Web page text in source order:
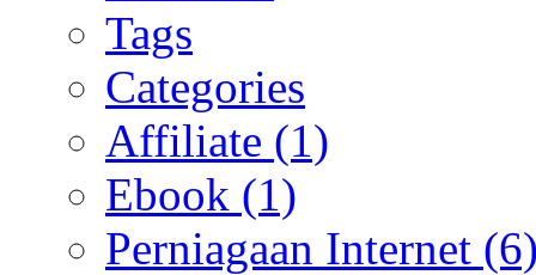
Tags
Categories
Affiliate (1)
Ebook (1)
Perniagaan Internet